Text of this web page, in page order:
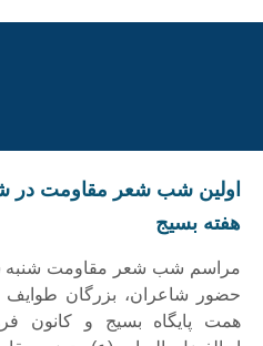
اولین شب شعر مقاومت در
هفته بسیج
مراسم شب شعر مقاومت شنبه
حضور شاعران، بزرگان
همت پایگاه بسیج و کانون